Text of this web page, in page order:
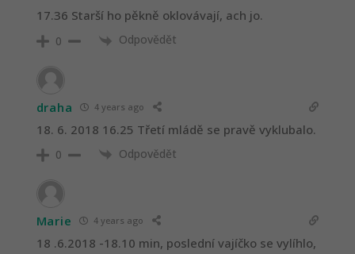
17.36 Starší ho pěkně oklovávají, ach jo.
0 Odpovědět
draha 4 years ago
18. 6. 2018 16.25 Třetí mládě se pravě vyklubalo.
0 Odpovědět
Marie 4 years ago
18 .6.2018 -18.10 min, poslední vajíčko se vylíhlo,